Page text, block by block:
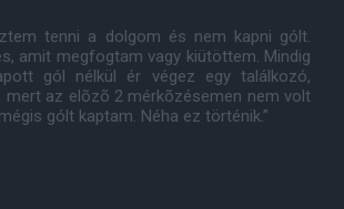
tenni a dolgom és nem kapni gólt.
amit megfogtam vagy kiütöttem. Mindig
gól nélkül ér végez egy találkozó,
mert az elõzõ 2 mérkõzésemen nem volt
gólt kaptam. Néha ez történik.”